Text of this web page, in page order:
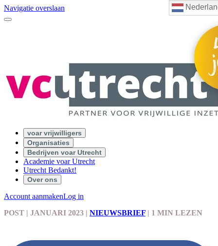
Navigatie overslaan
voar vrijwilligers
Organisaties
Bedrijven voar Utrecht
Academie voar Utrecht
Utrecht Bedankt!
Over ons
Account aanmakenLog in
POST | JANUARI 2023 | NIEUWSBRIEF | 1 MIN LEZEN